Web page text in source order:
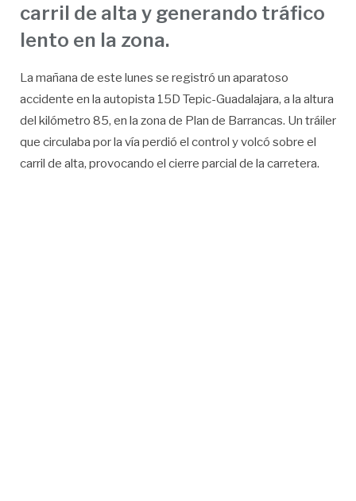
carril de alta y generando tráfico
lento en la zona.
La mañana de este lunes se registró un aparatoso
accidente en la autopista 15D Tepic-Guadalajara, a la altura
del kilómetro 85, en la zona de Plan de Barrancas. Un tráiler
que circulaba por la vía perdió el control y volcó sobre el
carril de alta, provocando el cierre parcial de la carretera.